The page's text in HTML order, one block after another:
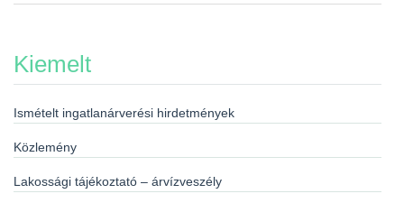
Kiemelt
Ismételt ingatlanárverési hirdetmények
Közlemény
Lakossági tájékoztató – árvízveszély